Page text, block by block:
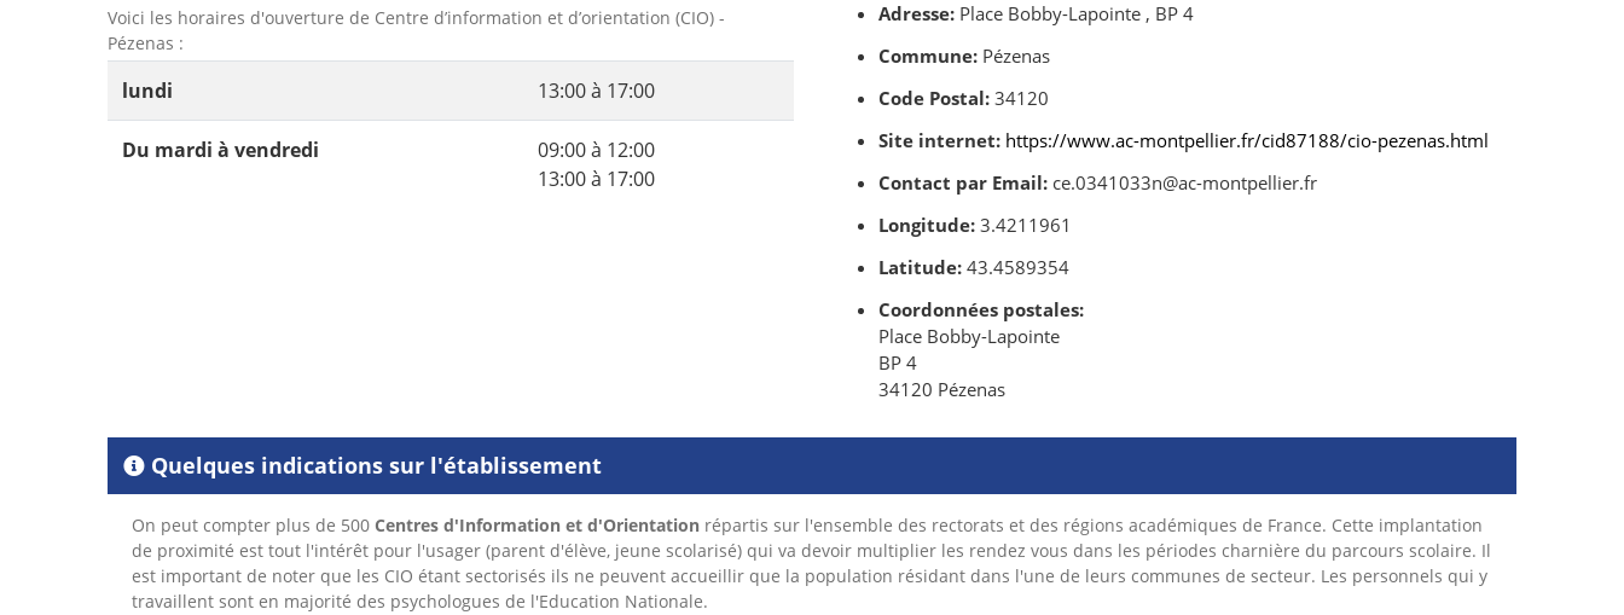
Voici les horaires d'ouverture de Centre d’information et d’orientation (CIO) -
Pézenas :
lundi 13:00 à 17:00
Du mardi à vendredi
09:00 à 12:00
13:00 à 17:00
Adresse: Place Bobby-Lapointe , BP 4
Commune: Pézenas
Code Postal: 34120
Site internet: https://www.ac-montpellier.fr/cid87188/cio-pezenas.html
Contact par Email: ce.0341033n@ac-montpellier.fr
Longitude: 3.4211961
Latitude: 43.4589354
Coordonnées postales:
Place Bobby-Lapointe
BP 4
34120 Pézenas
Quelques indications sur l'établissement
On peut compter plus de 500 Centres d'Information et d'Orientation répartis sur l'ensemble des rectorats et des régions académiques de France. Cette implantation
de proximité est tout l'intérêt pour l'usager (parent d'élève, jeune scolarisé) qui va devoir multiplier les rendez vous dans les périodes charnière du parcours scolaire. Il
est important de noter que les CIO étant sectorisés ils ne peuvent accueillir que la population résidant dans l'une de leurs communes de secteur. Les personnels qui y
travaillent sont en majorité des psychologues de l'Education Nationale.